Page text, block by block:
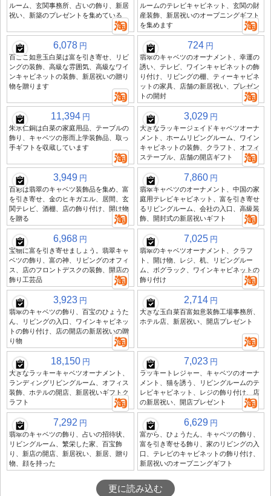
ルーム、玄関事務所、占いの飾り、新居
祝い、新築のプレゼントを集めている
ルームのテレビキャビネット、玄関の財
産装飾、新居祝いのオープニングギフト
を集めます
6,078 円
百ここ如意玉白菜は富を引き寄せ、リビ
ングの装飾、高級な雰囲気、高級なワイ
ンキャビネットの装飾、新居祝いの贈り
物を贈ります
724 円
翡翠のキャベツのオーナメント、幸運の
誘い、テレビ、ワインキャビネットの飾
り付け、リビングの棚、ティーキャビネ
ットの家具、店舗の新居祝い、プレゼン
トの開封
11,394 円
朱氷仁銅は白菜の家庭用品、テーブルの
飾り、キャベツの形而上学装飾品、取っ
手ギフトを収蔵しています
3,029 円
大きなラッキージェイドキャベツオーナ
メント、ホームリビングルーム、ワイン
キャビネットの装飾、クラフト、オフィ
ステーブル、店舗の開店ギフト
3,949 円
百彩は翡翠のキャベツ装飾品を集め、富
を引き寄せ、金のヒキガエル、居間、玄
関テレビ、酒棚、店の飾り付け、開け物
を贈る
7,860 円
翡翠キャベツのオーナメント、中国の家
庭用テレビキャビネット、富を引き寄せ
るリビングルーム、会社の入口、高級装
飾、開封式の新居祝いギフト
6,968 円
宝物に富を引き寄せましょう。翡翠キャ
ベツの飾り、富の神、リビングのオフィ
ス、店のフロントデスクの装飾、開店の
飾り工芸品
7,025 円
翡翠のキャベツオーナメント、クラフ
ト、開け物、レジ、机、リビングルー
ム、ボグラック、ワインキャビネットの
飾り付け
3,923 円
翡翠のキャベツの飾り、百宝のひょうた
ん、リビングの入口、ワインキャビネッ
トの飾り付け、店の開店の新居祝いの贈
り物
2,714 円
大きな玉白菜百富如意装飾工場事務所、
ホテル店、新居祝い、開店プレゼント
18,150 円
大きなラッキーキャベツオーナメント、
ランディングリビングルーム、オフィス
装飾、ホテルの開店、新居祝いギフトク
ラフト
7,023 円
ラッキートレジャー、キャベツのオーナ
メント、猫を誘う、リビングルームのテ
レビキャビネット、レジの飾り付け、店
の新居祝い、開店プレゼント
7,292 円
翡翠のキャベツの飾り、占いの招待状、
リビングルーム、繁栄した家、百宝飾
り、新店の開店、新居祝い、新居、贈り
物、顔を持った
6,629 円
富から、ひょうたん、キャベツの飾り、
富を引き寄せる飾り、家のリビングの入
口、テレビのキャビネットの飾り付け、
新居祝いのオープニングギフト
更に読み込む